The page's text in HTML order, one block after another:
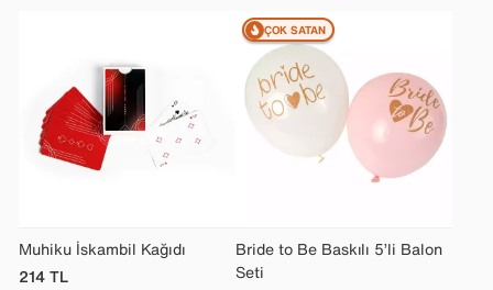
Muhiku İskambil Kağıdı
214TL
Bride to Be Baskılı 5’li Balon
Seti
ÇOK SATAN